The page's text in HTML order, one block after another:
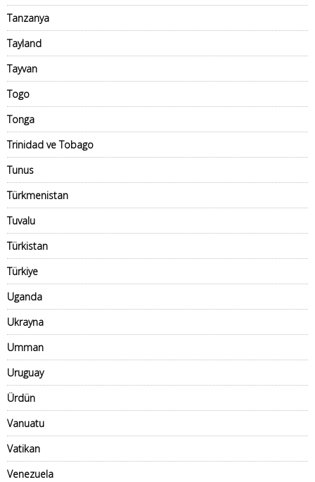
Tanzanya
Tayland
Tayvan
Togo
Tonga
Trinidad ve Tobago
Tunus
Türkmenistan
Tuvalu
Türkistan
Türkiye
Uganda
Ukrayna
Umman
Uruguay
Ürdün
Vanuatu
Vatikan
Venezuela